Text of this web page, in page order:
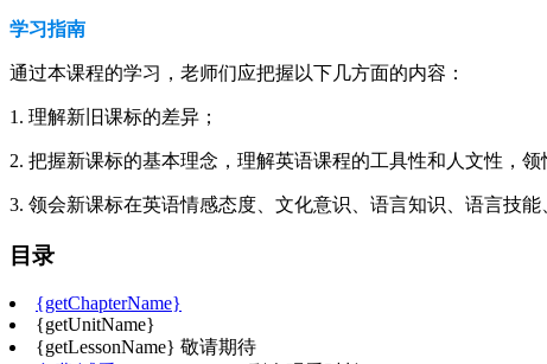
学习指南
通过本课程的学习，老师们应把握以下几方面的内容：
1. 理解新旧课标的差异；
2. 把握新课标的基本理念，理解英语课程的工具性和人文性，
3. 领会新课标在英语情感态度、文化意识、语言知识、语言技
目录
{getChapterName}
{getUnitName}
{getLessonName} 敬请期待